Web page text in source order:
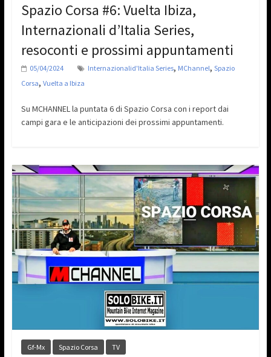
Spazio Corsa #6: Vuelta Ibiza,
Internazionali d’Italia Series,
resoconti e prossimi appuntamenti
05/04/2024 Internazionalid'Italia Series, MChannel, Spazio
Corsa, Vuelta a Ibiza
Su MCHANNEL la puntata 6 di Spazio Corsa con i report dai
campi gara e le anticipazioni dei prossimi appuntamenti.
Gf-Mx Spazio Corsa TV